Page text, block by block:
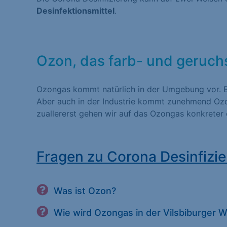
Desinfektionsmittel.
Ozon, das farb- und
Ozongas kommt natürlich in der Umgebung vor.
Aber auch in der Industrie kommt zunehmend
zuallererst gehen wir auf das Ozongas konkreter
Fragen zu Corona
Was ist Ozon?
Wie wird Ozongas in der Vilsbiburger
Statistik Cookies
Website nutzen.
Besucher unsere
Marketing (1)
Marketing-Cookies
Inhalte von